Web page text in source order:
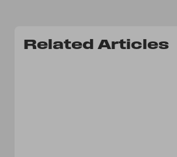
Related Articles